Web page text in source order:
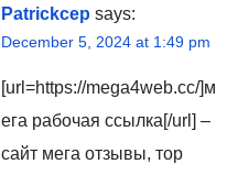
Patrickcep says:
December 5, 2024 at 1:49 pm
[url=https://mega4web.cc/]м
ега рабочая ссылка[/url] –
сайт мега отзывы, тор